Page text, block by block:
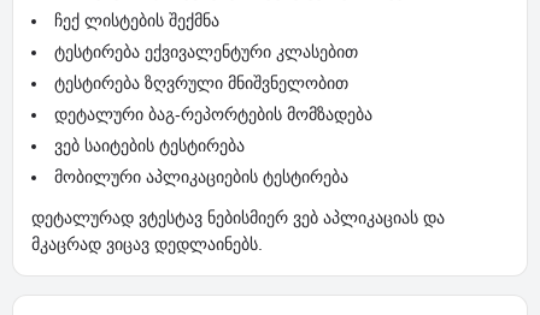
ჩექ ლისტების შექმნა
ტესტირება ექვივალენტური კლასებით
ტესტირება ზღვრული მნიშვნელობით
დეტალური ბაგ-რეპორტების მომზადება
ვებ საიტების ტესტირება
მობილური აპლიკაციების ტესტირება
დეტალურად ვტესტავ ნებისმიერ ვებ აპლიკაციას და
მკაცრად ვიცავ დედლაინებს.